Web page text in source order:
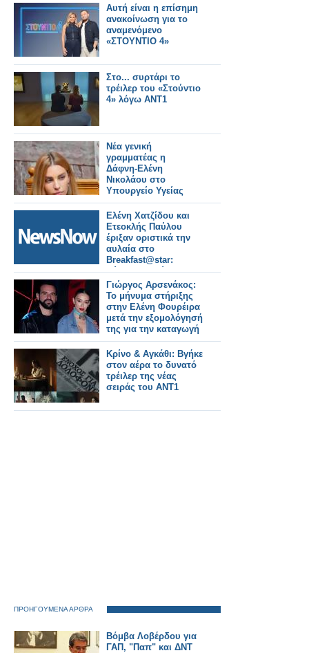
Αυτή είναι η επίσημη
ανακοίνωση για το
αναμενόμενο
«ΣΤΟΥΝΤΙΟ 4»
Στο... συρτάρι το
τρέιλερ του «Στούντιο
4» λόγω ΑΝΤ1
Νέα γενική
γραμματέας η
Δάφνη‑Ελένη
Νικολάου στο
Υπουργείο Υγείας
Ελένη Χατζίδου και
Ετεοκλής Παύλου
έριξαν οριστικά την
αυλαία στο
Breakfast@star:
Εύχομαι καλύτερες
μέρες για την
τηλεόραση
Γιώργος Αρσενάκος:
Το μήνυμα στήριξης
στην Ελένη Φουρέιρα
μετά την εξομολόγησή
της για την καταγωγή
της
Κρίνο & Αγκάθι: Βγήκε
στον αέρα το δυνατό
τρέιλερ της νέας
σειράς του ΑΝΤ1
ΠΡΟΗΓΟΥΜΕΝΑ ΑΡΘΡΑ
Βόμβα Λοβέρδου για
ΓΑΠ, "Παπ" και ΔΝΤ